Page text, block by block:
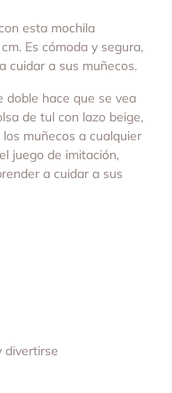
esta mochila
Es cómoda y segura,
cuidar a sus muñecos.
doble hace que se vea
de tul con lazo beige,
muñecos a cualquier
juego de imitación,
a cuidar a sus
divertirse